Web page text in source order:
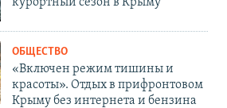
ОБЩЕСТВО
«Включен режим тишины и
красоты». Отдых в прифронтовом
Крыму без интернета и бензина